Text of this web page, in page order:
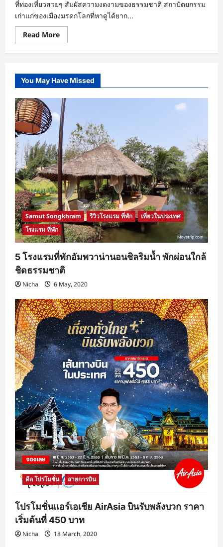
ที่ท่องเที่ยวสวยๆ สัมผัสความงดงามของธรรมชาติ สถาปัตยกรรม
เก่าแก่ของเมืองมรดกโลกที่หาดูได้ยาก...
Read MoreRead
more
สัมผัส
เที่ยว
เมือง
โบราณ
ลี่
เจียง
The
Old
Town
of
Lijiang
You May Have Missed
Samut Songkhram รีวิวโรงแรม ที่พัก
เที่ยวในประเทศ
โรงแรม ที่พัก
5 โรงแรมที่พักอัมพวาน่านอนชิลริมน้ำ พักผ่อนใกล้
ชิดธรรมชาติ
Nicha 6 May, 2020
ดีล โปรโมชั่น สายการบิน
โปรโมชั่นแอร์เอเชีย AirAsia บินรับพลังบวก ราคา
เริ่มต้นที่ 450 บาท
Nicha 18 March, 2020